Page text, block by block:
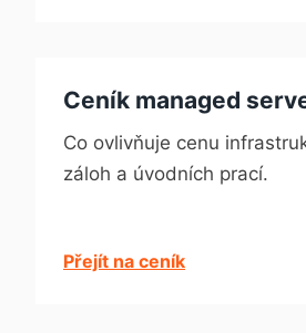
Ceník managed
Co ovlivňuje cenu
záloh a úvodních prací.
Přejít na ceník